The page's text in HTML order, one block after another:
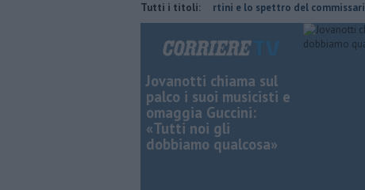
Tutti i titoli:
Retiambiente, il dopo Fortini e lo spettro del commissariamento
Jovanotti chiama sul
palco i suoi musicisti e
omaggia Guccini:
«Tutti noi gli
dobbiamo qualcosa»